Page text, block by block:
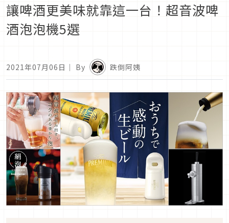
讓啤酒更美味就靠這一台！超音波啤
酒泡泡機5選
2021年07月06日 ｜ By 跌倒阿姨